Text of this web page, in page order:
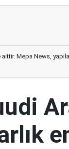
Mepa News,